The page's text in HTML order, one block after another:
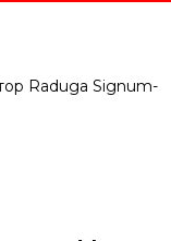
Raduga Signum-